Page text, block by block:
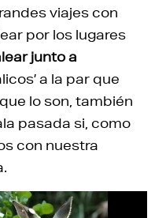
viajes con
por los lugares
junto a
a la par que
lo son, también
pasada si, como
con nuestra